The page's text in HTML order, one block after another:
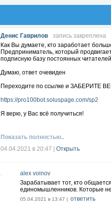
Денис Гаврилов
запись закреплена
Как Вы думаете, кто заработает
Предприниматель, который
подписную базу постоянных
Думаю, ответ очевиден
Переходите по ссылке и
https://pro100bot.soluspage.com/sp2
Я верю, у Вас всё получиться!
Показать полностью..
04.04.2021 в 20:47
Открыть
alex voinov
Зарабатывает тот, кто
единомышленников. Которые
05.04.2021 в 13:47 | ответить